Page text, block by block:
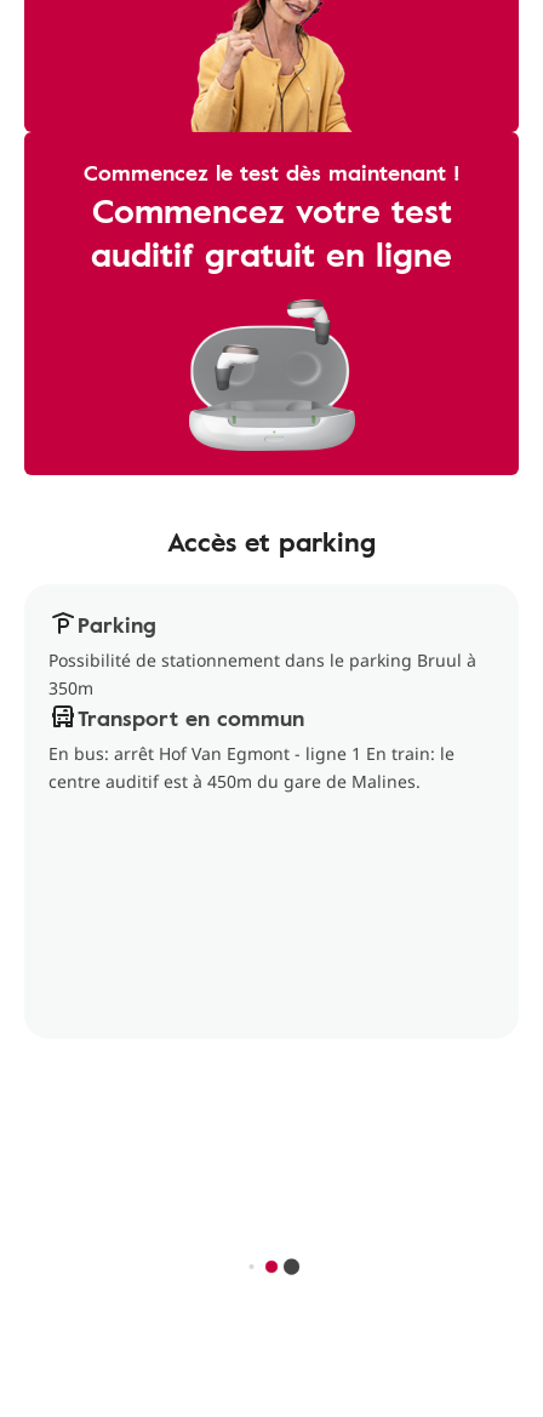
Commencez le test dès maintenant !
Commencez votre test
auditif gratuit en ligne
Accès et parking
Parking
Possibilité de stationnement dans le parking Bruul à
350m
Transport en commun
En bus: arrêt Hof Van Egmont - ligne 1 En train: le
centre auditif est à 450m du gare de Malines.